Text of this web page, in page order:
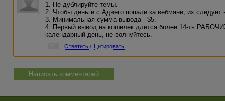
1. Не дублируйте темы.
2. Чтобы деньги с Адвего попали ка вебмани, их следует
3. Минимальная сумма вывода - $5.
4. Первый вывод на кошелек длится более 14-ть
календарный день, не волнуйтесь.
Ответить / Цитировать
Написать комментарий